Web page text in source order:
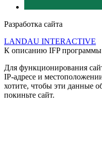
Разработка сайта
LANDAU INTERACTIVE
К описанию IFP программы
Для функционирования
IP-адресе и
хотите, чтобы эти данные
покиньте сайт.